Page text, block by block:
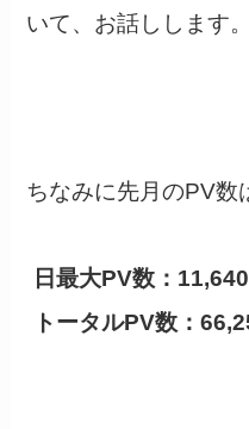
いて、お話しします。
ちなみに先月のPV数
日最大PV数：11,640
トータルPV数：